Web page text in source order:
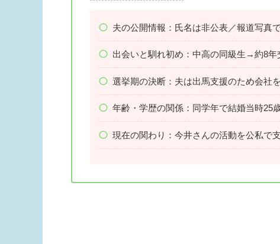
夫の公開情報：氏名は非公表／報道写真
出会いと馴れ初め：中高の同級生→約8
選挙期の決断：夫は出馬支援のため会社
年齢・学歴の関係：同学年で結婚当時25
現在の関わり：今井さんの活動を公私で